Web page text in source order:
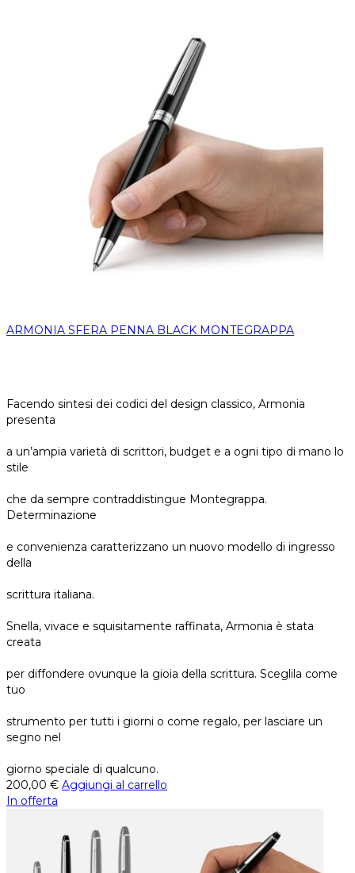
ARMONIA SFERA PENNA BLACK MONTEGRAPPA
Facendo sintesi dei codici del design classico, Armonia
presenta
a un’ampia varietà di scrittori, budget e a ogni tipo di mano lo
stile
che da sempre contraddistingue Montegrappa.
Determinazione
e convenienza caratterizzano un nuovo modello di ingresso
della
scrittura italiana.
Snella, vivace e squisitamente raffinata, Armonia è stata
creata
per diffondere ovunque la gioia della scrittura. Sceglila come
tuo
strumento per tutti i giorni o come regalo, per lasciare un
segno nel
giorno speciale di qualcuno.
200,00 € Aggiungi al carrello
In offerta